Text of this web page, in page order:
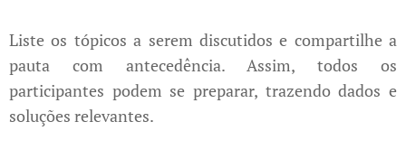
Liste os tópicos a serem discutidos e compartilhe a
pauta com antecedência. Assim, todos os
participantes podem se preparar, trazendo dados e
soluções relevantes.